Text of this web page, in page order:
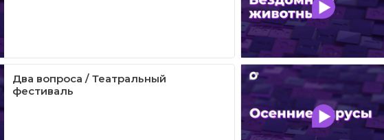
Два вопроса / Театральный
фестиваль